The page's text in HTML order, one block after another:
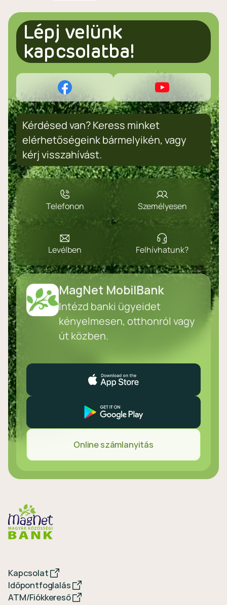
Lépj velünk
kapcsolatba!
Kérdésed van? Keress minket
elérhetőségeink bármelyikén, vagy
kérj visszahívást.
Telefonon Személyesen
Levélben Felhívhatunk?
MagNet MobilBank
Intézd banki ügyeidet
kényelmesen, otthonról vagy
út közben.
Online számlanyitás
Kapcsolat
Időpontfoglalás
ATM/Fiókkereső